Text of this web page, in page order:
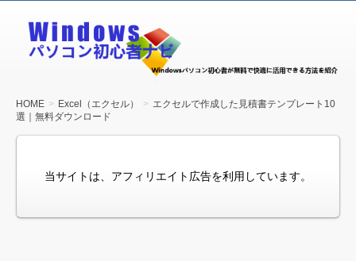
Windows
パソコン
HOME Excel（エクセル）
エクセルで作成した見積書テンプレート10
選｜無料ダウンロード
当サイトは、アフィリエイト広告を利用しています。